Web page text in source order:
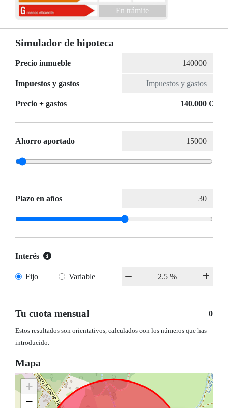
En trámite
Simulador de hipoteca
Precio inmueble
Impuestos y gastos
Precio + gastos 140.000 €
Ahorro aportado
Plazo en años
Interés
Fijo Variable
Tu cuota mensual 0
Estos resultados son orientativos, calculados con los números que has
introducido.
Mapa
+
−